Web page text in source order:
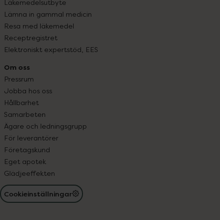
Läkemedelsutbyte
Lämna in gammal medicin
Resa med läkemedel
Receptregistret
Elektroniskt expertstöd, EES
Om oss
Pressrum
Jobba hos oss
Hållbarhet
Samarbeten
Ägare och ledningsgrupp
För leverantörer
Företagskund
Eget apotek
Glädjeeffekten
Cookieinställningar